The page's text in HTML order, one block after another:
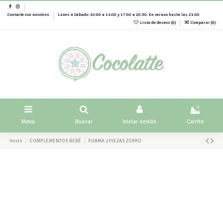
Contacte con nosotros
Lunes a Sábado: 10:00 a 14:00 y 17:00 a 20.30. En verano hasta las 21:00
Lista de deseos (0) Comparar (0)
Menu Buscar Iniciar sesión
0
Carrito
Inicio COMPLEMENTOS BEBÉ PIJAMA 2 PIEZAS ZORRO